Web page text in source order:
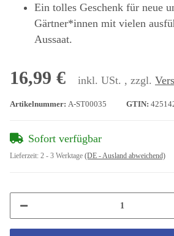
Ein tolles Geschenk für neue
Gärtner*innen mit vielen
Aussaat.
16,99 € inkl. USt. , zzgl.
Artikelnummer: A-ST00035 GTIN:
Sofort verfügbar
Lieferzeit: 2 - 3 Werktage (DE - Ausland abweichend)